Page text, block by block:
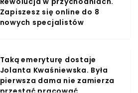
Zapiszesz się online do 8
nowych specjalistów
Taką emeryturę dostaje
Jolanta Kwaśniewska. Była
pierwsza dama nie zamierza